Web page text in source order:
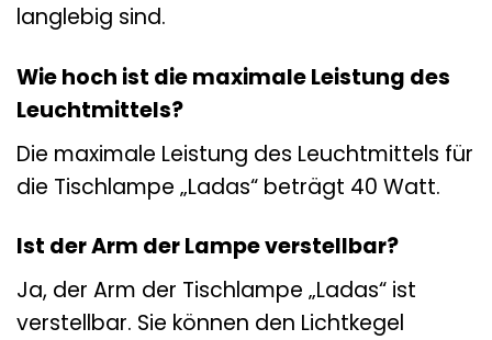
langlebig sind.
Wie hoch ist die maximale Leistung des
Leuchtmittels?
Die maximale Leistung des Leuchtmittels für
die Tischlampe „Ladas“ beträgt 40 Watt.
Ist der Arm der Lampe verstellbar?
Ja, der Arm der Tischlampe „Ladas“ ist
verstellbar. Sie können den Lichtkegel